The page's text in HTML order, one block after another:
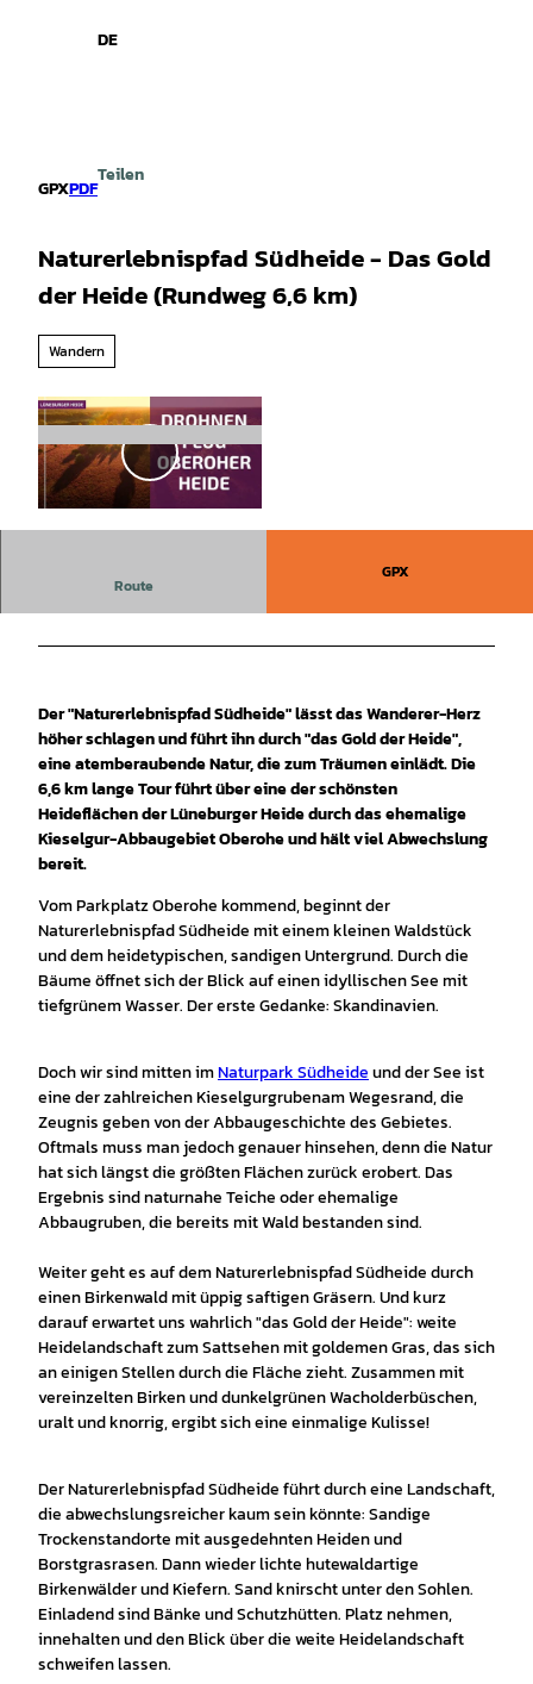
Gebärdensprache
DE
GPXPDF
Teilen
Naturerlebnispfad Südheide - Das Gold
der Heide (Rundweg 6,6 km)
Wandern
V
i
d
o
a
b
i
e
l
e
n
Route
GPX
Der"Naturerlebnispfad Südheide"lässt das Wanderer-Herz
höher schlagen und führt ihn durch "das Gold der Heide",
eine atemberaubende Natur, die zum Träumen einlädt. Die
6,6 km lange Tour führt über eine der schönsten
Heideflächen der Lüneburger Heide durch das ehemalige
Kieselgur-Abbaugebiet Oberohe und hält viel Abwechslung
bereit.
Vom Parkplatz Oberohe kommend, beginnt der
Naturerlebnispfad Südheide mit einem kleinen Waldstück
und dem heidetypischen, sandigen Untergrund. Durch die
Bäume öffnet sich der Blick auf einen idyllischen See mit
tiefgrünem Wasser. Der erste Gedanke: Skandinavien.
Doch wir sind mitten imNaturpark Südheideund der See ist
eine der zahlreichen Kieselgurgrubenam Wegesrand, die
Zeugnis geben von der Abbaugeschichte des Gebietes.
Oftmals muss man jedoch genauer hinsehen, denn die Natur
hat sich längst die größten Flächen zurück erobert. Das
Ergebnis sind naturnahe Teiche oder ehemalige
Abbaugruben, die bereits mit Wald bestanden sind.
Weiter geht es auf dem Naturerlebnispfad Südheide durch
einen Birkenwald mit üppig saftigen Gräsern. Und kurz
darauf erwartet uns wahrlich "das Gold der Heide": weite
Heidelandschaft zum Sattsehen mit goldemen Gras, das sich
an einigen Stellen durch die Fläche zieht. Zusammen mit
vereinzelten Birken und dunkelgrünen Wacholderbüschen,
uralt und knorrig, ergibt sich eine einmalige Kulisse!
Der Naturerlebnispfad Südheide führt durch eine Landschaft,
die abwechslungsreicher kaum sein könnte: Sandige
Trockenstandorte mit ausgedehnten Heiden und
Borstgrasrasen. Dann wieder lichte hutewaldartige
Birkenwälder und Kiefern. Sand knirscht unter den Sohlen.
Einladend sind Bänke und Schutzhütten. Platz nehmen,
innehalten und den Blick über die weite Heidelandschaft
schweifen lassen.